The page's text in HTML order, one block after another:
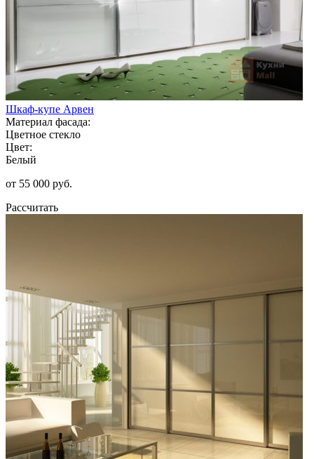
Шкаф-купе Арвен
Материал фасада:
Цветное стекло
Цвет:
Белый
от 55 000 руб.
Рассчитать